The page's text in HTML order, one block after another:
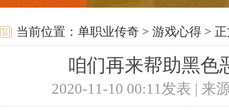
当前位置： 单职业传奇 > 游戏心得 >
咱们再来帮助黑色
2020-11-10 00:11发表 | 来